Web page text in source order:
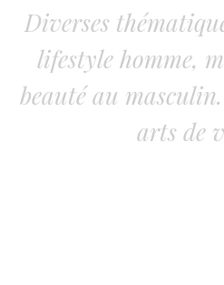
Diverses
lifestyle homme,
beauté au
arts de